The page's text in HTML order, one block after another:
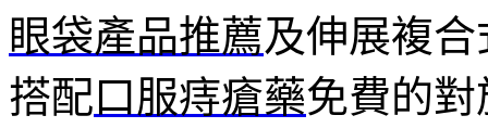
眼袋產品推薦及伸展複
搭配 口服痔瘡藥免費的